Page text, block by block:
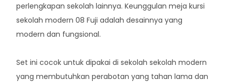
perlengkapan sekolah lainnya. Keunggulan meja kursi
sekolah modern 08 Fuji adalah desainnya yang
modern dan fungsional.
Set ini cocok untuk dipakai di sekolah sekolah modern
yang membutuhkan perabotan yang tahan lama dan